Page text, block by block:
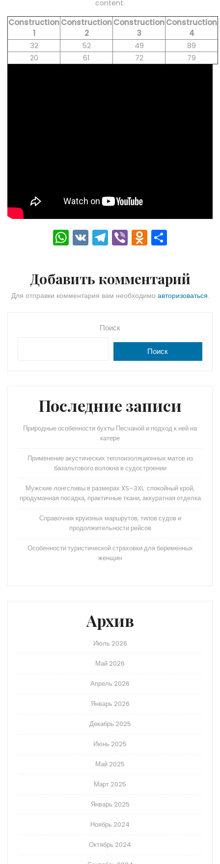
content.
Construction
1
Construction
2
Construction
3
Construction
4
32
52 49
89
20
61 72 79
W
h
ts
A
V
K
T
el
gr
a
Vi
b
O
d
o
kl
s
ni
а
в
Добавить комментарий
Для отправки комментария вам необходимо авторизоваться.
Поиск
Поиск
Последние записи
Природные особенности бухты Песчаной и подход к ней на
катере
Применение акустических теплоизоляционных матов из
базальтового волокна в судостроении
Мужские лонгсливы в размерах XS–3XL: спокойный крой,
продуманная посадка, практичные ткани, аккуратная отделка
Справочник круизных маршрутов, типов судов и
продолжительности рейсов
Особенности туристической страховки для беременных
женщин
Архив
Июль 2026
Май 2026
Апрель 2026
Январь 2026
Декабрь 2025
Июнь 2025
Май 2025
Март 2025
Январь 2025
Ноябрь 2024
Октябрь 2024